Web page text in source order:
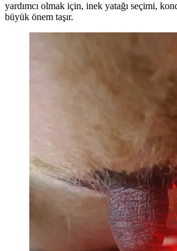
yardımcı olmak için, inek yatağı seçimi,
büyük önem taşır.